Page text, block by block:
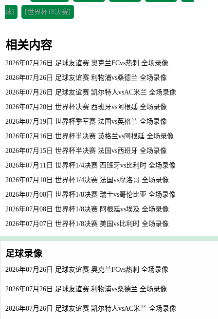
球] [世界杯18决赛]
相关内容
2026年07月26日 足球友谊赛 奥克兰FCvs热刺 全场录像
2026年07月26日 足球友谊赛 利物浦vs桑德兰 全场录像
2026年07月26日 足球友谊赛 凯尔特人vsAC米兰 全场录像
2026年07月20日 世界杯决赛 西班牙vs阿根廷 全场录像
2026年07月19日 世界杯季军赛 法国vs英格兰 全场录像
2026年07月16日 世界杯半决赛 英格兰vs阿根廷 全场录像
2026年07月15日 世界杯半决赛 法国vs西班牙 全场录像
2026年07月11日 世界杯1/4决赛 西班牙vs比利时 全场录像
2026年07月10日 世界杯1/4决赛 法国vs摩洛哥 全场录像
2026年07月08日 世界杯1/8决赛 瑞士vs哥伦比亚 全场录像
2026年07月08日 世界杯1/8决赛 阿根廷vs埃及 全场录像
2026年07月07日 世界杯1/8决赛 美国vs比利时 全场录像
足球录像
2026年07月26日 足球友谊赛 奥克兰FCvs热刺 全场录像
2026年07月26日 足球友谊赛 利物浦vs桑德兰 全场录像
2026年07月26日 足球友谊赛 凯尔特人vsAC米兰 全场录像